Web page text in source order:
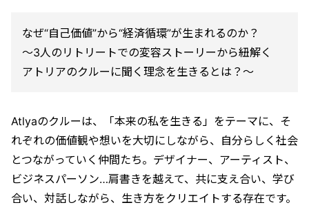
なぜ“自己価値”から“経済循環”が生まれるのか？
〜3人のリトリートでの変容ストーリーから紐解く
アトリアのクルーに聞く理念を生きるとは？〜
Atlyaのクルーは、「本来の私を生きる」をテーマに、そ
れぞれの価値観や想いを大切にしながら、自分らしく社会
とつながっていく仲間たち。デザイナー、アーティスト、
ビジネスパーソン…肩書きを越えて、共に支え合い、学び
合い、対話しながら、生き方をクリエイトする存在です。